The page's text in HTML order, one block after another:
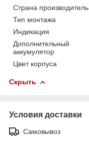
Страна производитель
Тип монтажа
Индикация
Дополнительный
аккумулятор
Цвет корпуса
Скрыть
Условия доставки
Самовывоз